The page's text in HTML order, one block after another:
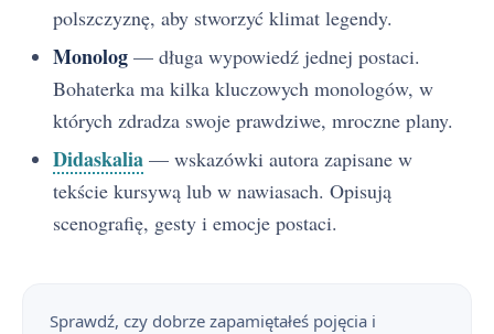
polszczyznę, aby stworzyć klimat legendy.
Monolog — długa wypowiedź jednej postaci.
Bohaterka ma kilka kluczowych monologów, w
których zdradza swoje prawdziwe, mroczne plany.
Didaskalia — wskazówki autora zapisane w
tekście kursywą lub w nawiasach. Opisują
scenografię, gesty i emocje postaci.
Sprawdź, czy dobrze zapamiętałeś pojęcia i